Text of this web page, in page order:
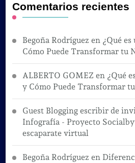
Comentarios recientes
Begoña Rodríguez en ¿Qué
Cómo Puede Transformar tu
ALBERTO GOMEZ en ¿Qué
y Cómo Puede Transformar
Guest Blogging escribir de
Infografía - Proyecto
escaparate virtual
Begoña Rodríguez en